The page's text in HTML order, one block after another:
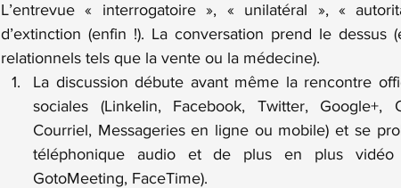
L’entrevue « interrogatoire », « unilatéral », «
d’extinction (enfin !). La conversation prend le dessus
relationnels tels que la vente ou la médecine).
La discussion débute avant même la rencontre
sociales (LinkeIin, Facebook, Twitter, Google+,
Courriel, Messageries en ligne ou mobile) et se
téléphonique audio et de plus en plus vidéo
GotoMeeting, FaceTime).